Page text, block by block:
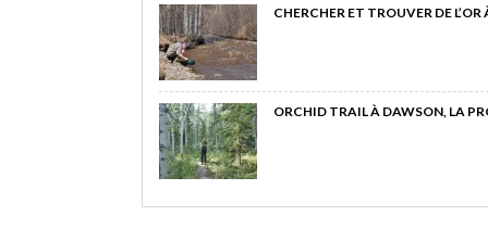
CHERCHER ET TROUVER DE
ORCHID TRAIL À DAWSON, LA